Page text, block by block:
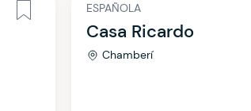
ESPAÑOLA
Casa Ricardo
Chamberí